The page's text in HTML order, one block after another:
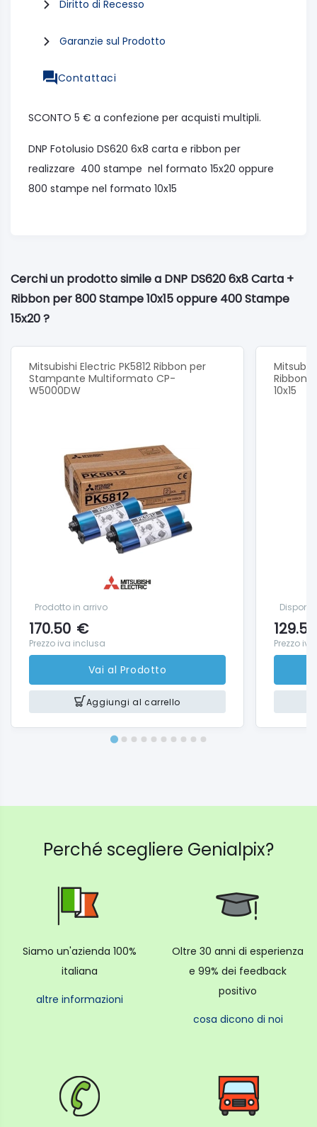
Diritto di Recesso
Garanzie sul Prodotto
Contattaci
SCONTO 5 € a confezione per acquisti multipli.
DNP Fotolusio DS620 6x8 carta e ribbon per
realizzare 400 stampe nel formato 15x20 oppure
800 stampe nel formato 10x15
Cerchi un prodotto simile a DNP DS620 6x8 Carta +
Ribbon per 800 Stampe 10x15 oppure 400 Stampe
15x20 ?
Mitsubishi Electric PK5812 Ribbon per
Stampante Multiformato CP-
W5000DW
Prodotto in arrivo
170.50 €
Prezzo iva inclusa
Vai al Prodotto
Aggiungi al carrello
Ribbon
10x15
129.50
Prezzo
Perché scegliere Genialpix?
Siamo un'azienda 100%
italiana
altre informazioni
Oltre 30 anni di esperienza
e 99% dei feedback
positivo
cosa dicono di noi